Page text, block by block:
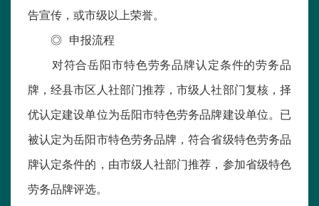
告宣传，或市级以上荣誉。
◎ 申报流程
对符合岳阳市特色劳务品牌认定条件的劳务品
牌，经县市区人社部门推荐，市级人社部门复核，择
优认定建设单位为岳阳市特色劳务品牌建设单位。已
被认定为岳阳市特色劳务品牌，符合省级特色劳务品
牌认定条件的，由市级人社部门推荐，参加省级特色
劳务品牌评选。